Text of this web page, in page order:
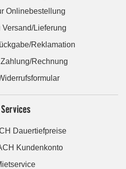
Onlinebestellung
Versand/Lieferung
Reklamation
Rechnung
Services
Dauertiefpreise
Kundenkonto